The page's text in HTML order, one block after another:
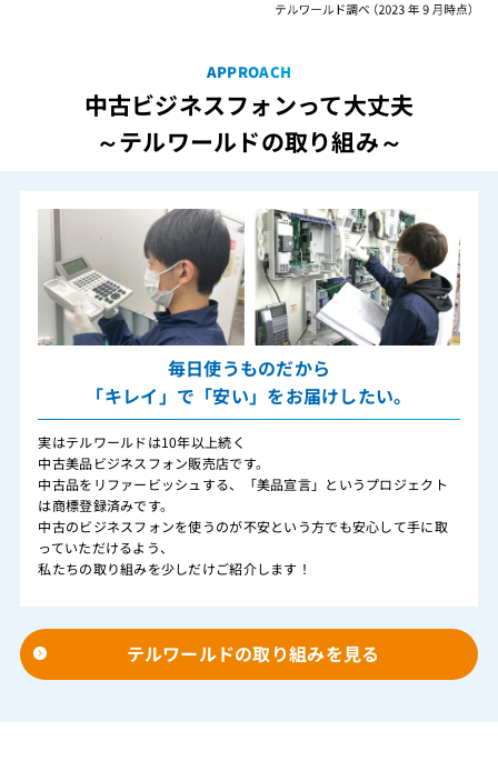
APPROACH
中古ビジネスフォンって大丈夫
～テルワールドの取り組み～
毎日使うものだから
「キレイ」で「安い」をお届けしたい。
実はテルワールドは10年以上続く
中古美品ビジネスフォン販売店です。
中古品をリファービッシュする、「美品宣言」というプロジェクト
は商標登録済みです。
中古のビジネスフォンを使うのが不安という方でも安心して手に取
っていただけるよう、
私たちの取り組みを少しだけご紹介します！
テルワールドの取り組みを見る